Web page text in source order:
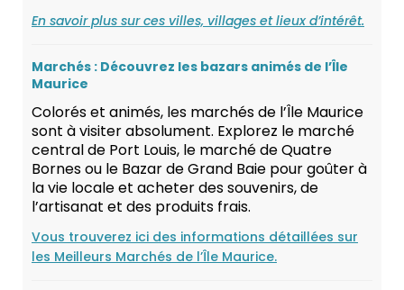
En savoir plus sur ces villes, villages et lieux d’intérêt.
Marchés : Découvrez les bazars animés de l’Île
Maurice
Colorés et animés, les marchés de l’Île Maurice
sont à visiter absolument. Explorez le marché
central de Port Louis, le marché de Quatre
Bornes ou le Bazar de Grand Baie pour goûter à
la vie locale et acheter des souvenirs, de
l’artisanat et des produits frais.
Vous trouverez ici des informations détaillées sur
les Meilleurs Marchés de l’Île Maurice.